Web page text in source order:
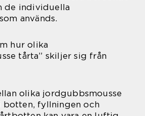
de individuella
används.
hur olika
tårta” skiljer sig från
olika jordgubbsmousse
botten, fyllningen och